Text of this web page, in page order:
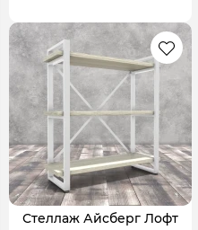
Стеллаж Айсберг Лофт